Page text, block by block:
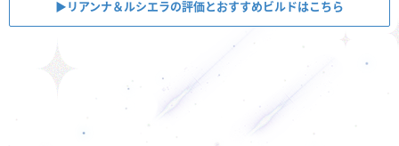
▶︎リアンナ＆ルシエラの評価とおすすめビルドはこちら